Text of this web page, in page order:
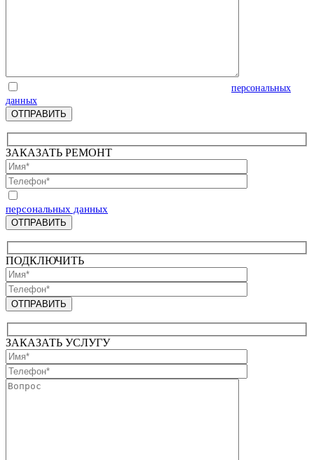
персональных
данных
ЗАКАЗАТЬ РЕМОНТ
персональных данных
ПОДКЛЮЧИТЬ
ЗАКАЗАТЬ УСЛУГУ